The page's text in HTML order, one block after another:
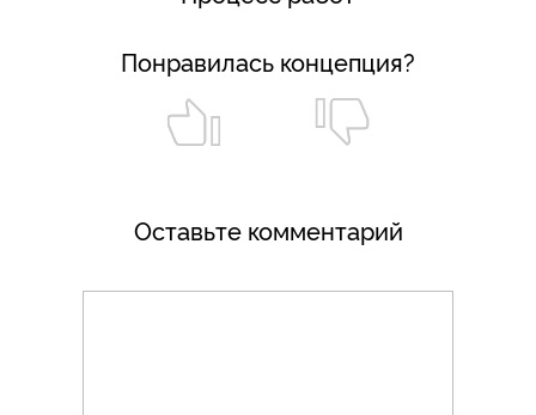
Понравилась концепция?
Оставьте комментарий